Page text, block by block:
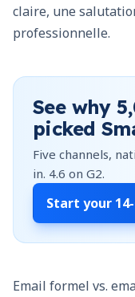
claire, une
professionnelle.
See why
picked
Five channels,
in. 4.6 on G2.
Start your
Email formel vs.